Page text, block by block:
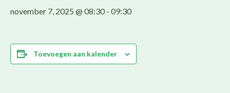
november 7, 2025 @ 08:30 - 09:30
Toevoegen aan kalender